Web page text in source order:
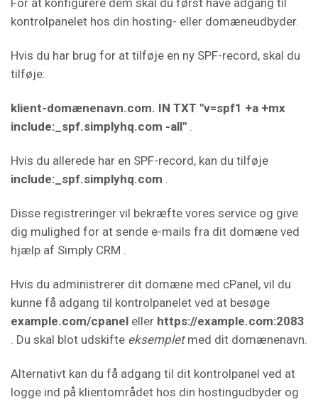
kontrolpanelet hos din hosting- eller domæneudbyder.
Hvis du har brug for at tilføje en ny SPF-record, skal du
tilføje:
klient-domænenavn.com. IN TXT "v=spf1 +a +mx
include:_spf.simplyhq.com -all"
Hvis du allerede har en SPF-record, kan du tilføje
include:_spf.simplyhq.com
Disse registreringer vil bekræfte vores service og give
dig mulighed for at sende e-mails fra dit domæne ved
hjælp af Simply CRM .
Hvis du administrerer dit domæne med cPanel, vil du
kunne få adgang til kontrolpanelet ved at besøge
example.com/cpanel eller https://example.com:2083
. Du skal blot udskifte eksempletmed dit domænenavn.
Alternativt kan du få adgang til dit kontrolpanel ved at
logge ind på klientområdet hos din hostingudbyder og